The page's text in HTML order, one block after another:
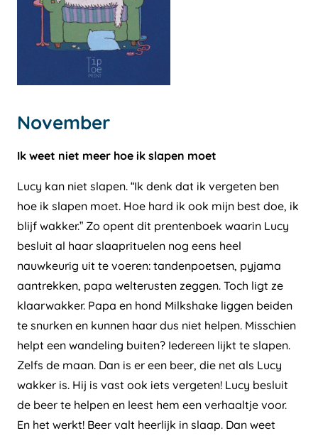
November
Ik weet niet meer hoe ik slapen moet
Lucy kan niet slapen. “Ik denk dat ik vergeten ben
hoe ik slapen moet. Hoe hard ik ook mijn best doe, ik
blijf wakker.” Zo opent dit prentenboek waarin Lucy
besluit al haar slaaprituelen nog eens heel
nauwkeurig uit te voeren: tandenpoetsen, pyjama
aantrekken, papa welterusten zeggen. Toch ligt ze
klaarwakker. Papa en hond Milkshake liggen beiden
te snurken en kunnen haar dus niet helpen. Misschien
helpt een wandeling buiten? Iedereen lijkt te slapen.
Zelfs de maan. Dan is er een beer, die net als Lucy
wakker is. Hij is vast ook iets vergeten! Lucy besluit
de beer te helpen en leest hem een verhaaltje voor.
En het werkt! Beer valt heerlijk in slaap. Dan weet